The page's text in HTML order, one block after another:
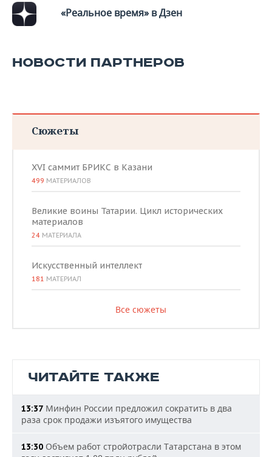
ФИГУРНОЕ КАТАНИЕ
МЕДИЦИНА«Реальное время» в Дзен
НОВОСТИ ПАРТНЕРОВ
Сюжеты
XVI саммит БРИКС в Казани
499 МАТЕРИАЛОВ
Великие воины Татарии. Цикл исторических
материалов
24 МАТЕРИАЛА
Искусственный интеллект
181 МАТЕРИАЛ
Все сюжеты
ЧИТАЙТЕ ТАКЖЕ
13:37 Минфин России предложил сократить в два
раза срок продажи изъятого имущества
13:30 Объем работ стройотрасли Татарстана в этом